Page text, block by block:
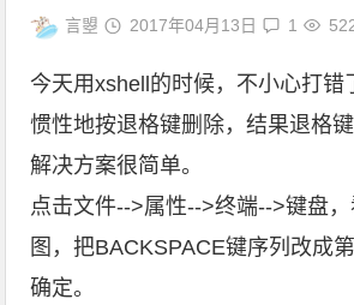
言曌 2017年04月13日 1
今天用xshell的时候，不小心打错
惯性地按退格键删除，结果退格键
解决方案很简单。
点击文件-->属性-->终端-->键盘
图，把BACKSPACE键序列改成
确定。